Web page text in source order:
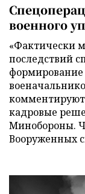
военного
«Фактически
последствий
формирование
кадровые
Минобороны.
Вооруженных